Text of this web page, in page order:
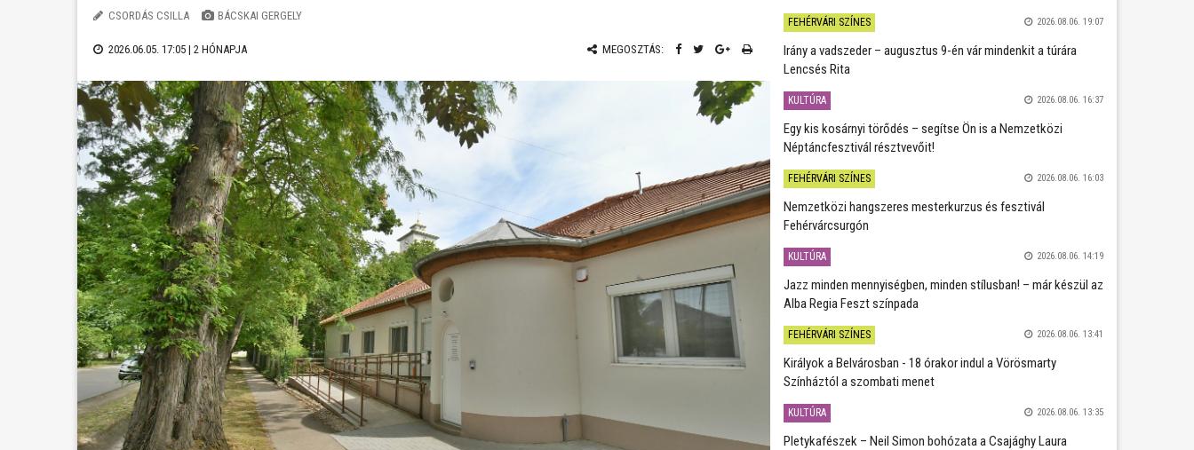
CSORDÁS CSILLA BÁCSKAI GERGELY
2026.06.05. 17:05 | 2 HÓNAPJA MEGOSZTÁS:
FEHÉRVÁRI SZÍNES 2026.08.06. 19:07
Irány a vadszeder – augusztus 9-én vár mindenkit a túrára
Lencsés Rita
KULTÚRA 2026.08.06. 16:37
Egy kis kosárnyi törődés – segítse Ön is a Nemzetközi
Néptáncfesztivál résztvevőit!
FEHÉRVÁRI SZÍNES 2026.08.06. 16:03
Nemzetközi hangszeres mesterkurzus és fesztivál
Fehérvárcsurgón
KULTÚRA 2026.08.06. 14:19
Jazz minden mennyiségben, minden stílusban! – már készül az
Alba Regia Feszt színpada
FEHÉRVÁRI SZÍNES 2026.08.06. 13:41
Királyok a Belvárosban - 18 órakor indul a Vörösmarty
Színháztól a szombati menet
KULTÚRA 2026.08.06. 13:35
Pletykafészek – Neil Simon bohózata a Csajághy Laura